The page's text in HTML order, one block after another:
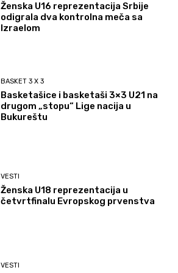
Ženska U16 reprezentacija Srbije
odigrala dva kontrolna meča sa
Izraelom
BASKET 3 X 3
Basketašice i basketaši 3×3 U21 na
drugom „stopu“ Lige nacija u
Bukureštu
VESTI
Ženska U18 reprezentacija u
četvrtfinalu Evropskog prvenstva
VESTI